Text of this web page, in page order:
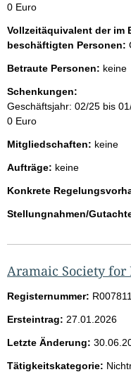
0 Euro
Vollzeitäquivalent der im
beschäftigten Personen:
Betraute Personen: keine
Schenkungen:
Geschäftsjahr: 02/25 bis
0 Euro
Mitgliedschaften: keine
Aufträge: keine
Konkrete
Stellungnahmen/
Aramaic Society for
Registernummer: R007811
Ersteintrag: 27.01.2026
Letzte Änderung:
Tätigkeitskategorie: